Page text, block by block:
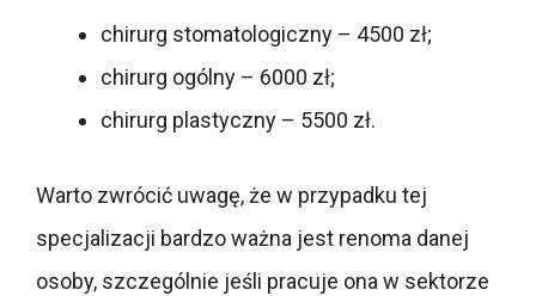
chirurg stomatologiczny – 4500 zł;
chirurg ogólny – 6000 zł;
chirurg plastyczny – 5500 zł.
Warto zwrócić uwagę, że w przypadku tej
specjalizacji bardzo ważna jest renoma danej
osoby, szczególnie jeśli pracuje ona w sektorze